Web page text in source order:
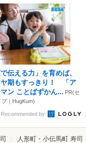
で伝える力」を育めば、
ヤ期もすっきり！ 「ア
ン ことばずかん... PR(セ
ブ｜HugKum)
Recommended by
人形町・小伝馬町 寿司